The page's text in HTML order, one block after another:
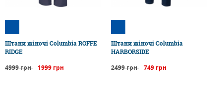
Штани жіночі Columbia ROFFE
RIDGE
4999 грн 1999 грн
Штани жіночі Columbia
HARBORSIDE
2499 грн 749 грн